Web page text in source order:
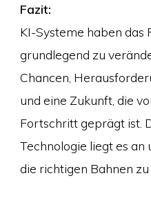
Fazit:
KI-Systeme haben das
grundlegend zu
Chancen,
und eine Zukunft, die
Fortschritt geprägt ist.
Technologie liegt es an
die richtigen Bahnen zu